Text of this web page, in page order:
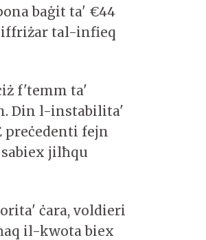
baġit ta' €44
iffriżar tal-infieq
f'temm ta'
Din l-instabilita'
fejn
jilħqu
ċara, voldieri
il-kwota biex